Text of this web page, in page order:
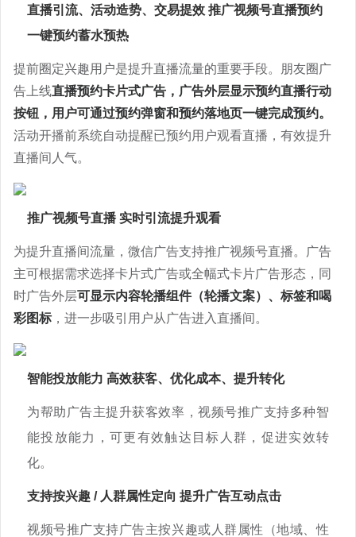
小红书广告开户
b站开户
磁力金牛开户
360搜索开户
神马搜索开户
广告宝技术支持
直播引流、活动造势、交易提效 推广视频号直播预约
一键预约蓄水预热
提前圈定兴趣用户是提升直播流量的重要手段。朋友圈广
告上线直播预约卡片式广告，广告外层显示预约直播行动
按钮，用户可通过预约弹窗和预约落地页一键完成预约。
活动开播前系统自动提醒已预约用户观看直播，有效提升
直播间人气。
推广视频号直播 实时引流提升观看
为提升直播间流量，微信广告支持推广视频号直播。广告
主可根据需求选择卡片式广告或全幅式卡片广告形态，同
时广告外层可显示内容轮播组件（轮播文案）、标签和喝
彩图标，进一步吸引用户从广告进入直播间。
智能投放能力 高效获客、优化成本、提升转化
为帮助广告主提升获客效率，视频号推广支持多种智
能投放能力，可更有效触达目标人群，促进实效转
化。
支持按兴趣 / 人群属性定向 提升广告互动点击
视频号推广支持广告主按兴趣或人群属性（地域、性